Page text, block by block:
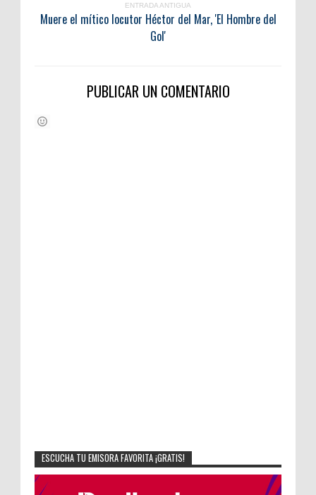
ENTRADA ANTIGUA
Muere el mítico locutor Héctor del Mar, 'El Hombre del
Gol'
PUBLICAR UN COMENTARIO
ESCUCHA TU EMISORA FAVORITA ¡GRATIS!